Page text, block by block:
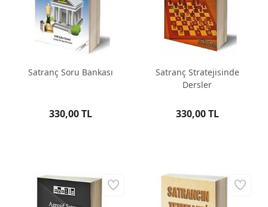
Satranç Soru Bankası
330,00 TL
Satranç Stratejisinde
Dersler
330,00 TL